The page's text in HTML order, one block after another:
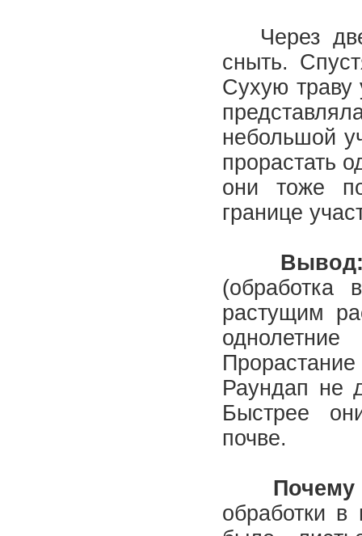
Через две
сныть.
Сухую траву
небольшой
прорастать
они тоже
границе
(обработка
растущим
Раундап не
Быстрее
почве.
обработки